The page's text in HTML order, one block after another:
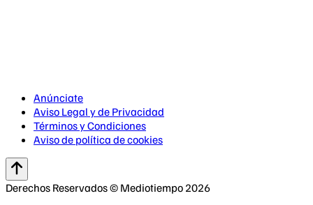
Anúnciate
Aviso Legal y de Privacidad
Términos y Condiciones
Aviso de política de cookies
Derechos Reservados © Mediotiempo 2026